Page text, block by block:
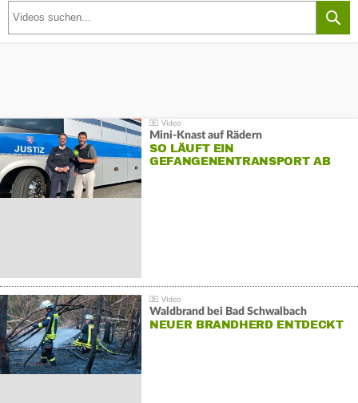
Mini-Knast auf Rädern
SO LÄUFT EIN
GEFANGENENTRANSPORT AB
Waldbrand bei Bad Schwalbach
NEUER BRANDHERD ENTDECKT